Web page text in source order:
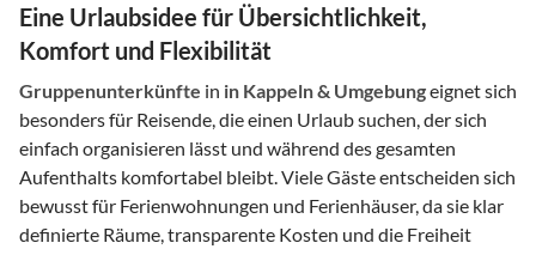
Eine Urlaubsidee für Übersichtlichkeit,
Komfort und Flexibilität
Gruppenunterkünfte in in Kappeln & Umgebungeignet sich
besonders für Reisende, die einen Urlaub suchen, der sich
einfach organisieren lässt und während des gesamten
Aufenthalts komfortabel bleibt. Viele Gäste entscheiden sich
bewusst für Ferienwohnungen und Ferienhäuser, da sie klar
definierte Räume, transparente Kosten und die Freiheit